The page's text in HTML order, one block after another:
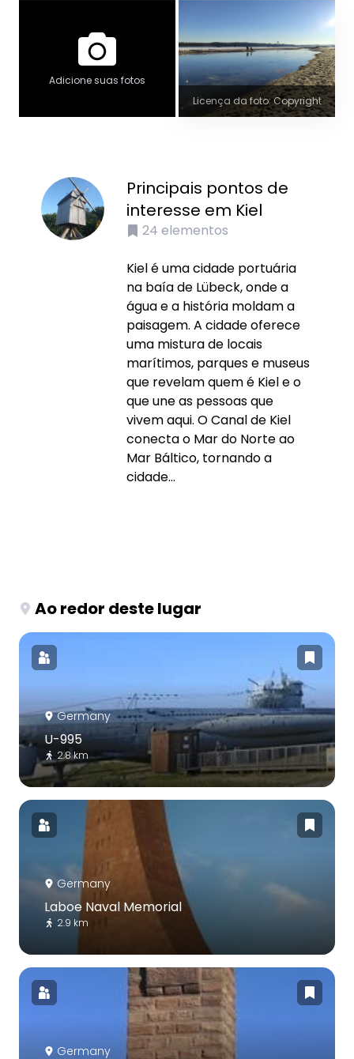
Adicione suas fotos
Licença da foto: Copyright
Principais pontos de
interesse em Kiel
24 elementos
Kiel é uma cidade portuária
na baía de Lübeck, onde a
água e a história moldam a
paisagem. A cidade oferece
uma mistura de locais
marítimos, parques e museus
que revelam quem é Kiel e o
que une as pessoas que
vivem aqui. O Canal de Kiel
conecta o Mar do Norte ao
Mar Báltico, tornando a
cidade...
Ao redor deste lugar
Germany
U-995
2.8 km
Germany
Laboe Naval Memorial
2.9 km
Germany